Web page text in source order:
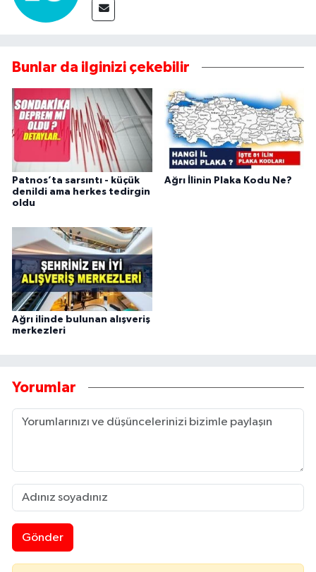
Bunlar da ilginizi çekebilir
Patnos’ta sarsıntı - küçük
denildi ama herkes tedirgin
oldu
Ağrı İlinin Plaka Kodu Ne?
Ağrı ilinde bulunan alışveriş
merkezleri
Yorumlar
Gönder